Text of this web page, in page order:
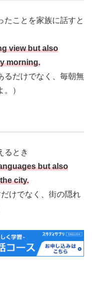
たことを家族に話すと
view but also
morning.
るだけでなく、毎朝無
）
るとき
but also
city.
けでなく、街の隠れ